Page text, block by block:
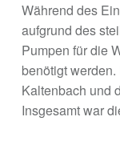
Während des
aufgrund des
Pumpen für die
benötigt
Kaltenbach und
Insgesamt war